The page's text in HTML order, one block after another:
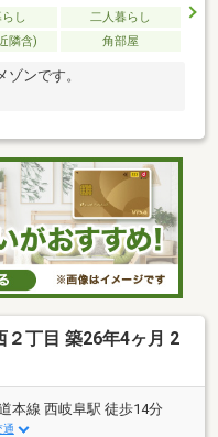
し
二人暮らし
隣含) 角部屋
ンです。
２丁目 築26年4ヶ月 2
本線 西岐阜駅 徒歩14分
通